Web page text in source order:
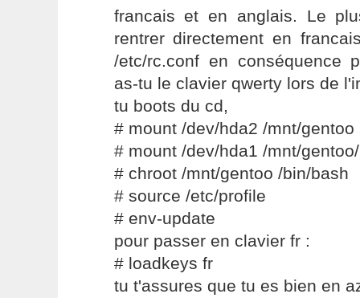
francais et en anglais. Le
rentrer directement en
/etc/rc.conf en conséquence
as-tu le clavier qwerty lors de
tu boots du cd,
# mount /dev/hda2 /mnt/gentoo
# mount /dev/hda1 /mnt/
# chroot /mnt/gentoo /bin/bash
# source /etc/profile
# env-update
pour passer en clavier fr :
# loadkeys fr
tu t'assures que tu es bien en